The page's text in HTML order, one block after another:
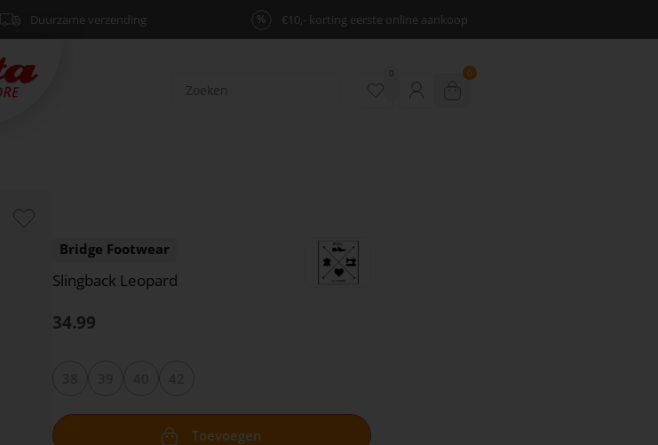
Duurzame verzending % €10,- korting eerste online aankoop
0 0
Bridge Footwear
Slingback Leopard
34.99
Toevoegen